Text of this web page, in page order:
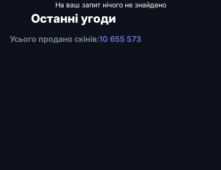
На ваш запит нічого не знайдено
Останні угоди
Усього продано скінів:10 655 573